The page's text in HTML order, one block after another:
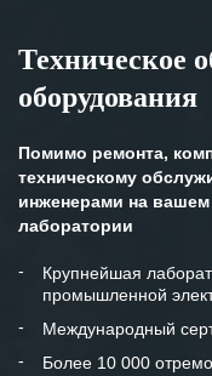
Техническое
оборудования
Помимо ремонта,
техническому
инженерами на
лаборатории
Крупнейшая
промышленной
Международный
Более 10 000